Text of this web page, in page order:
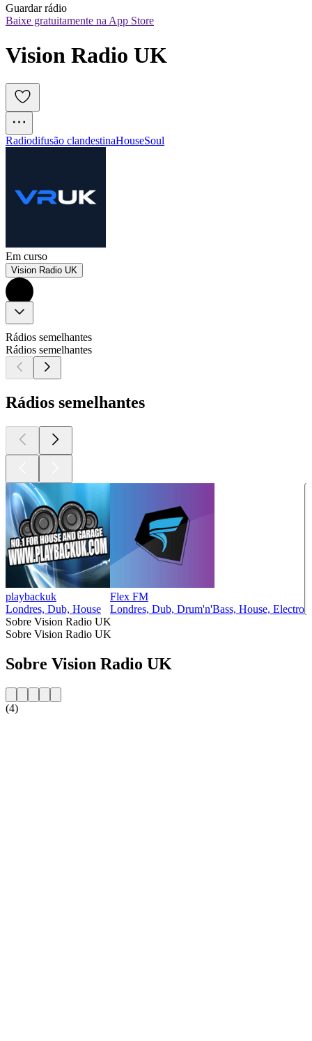
Guardar rádio
Baixe gratuitamente na App Store
Vision Radio UK
Radiodifusão clandestinaHouseSoul
Em curso
Vision Radio UK
Rádios semelhantes
Rádios semelhantes
Rádios semelhantes
playbackuk
Londres, Dub, House
Flex FM
Londres, Dub, Drum'n'Bass, House, Electro
Sobre Vision Radio UK
Sobre Vision Radio UK
Sobre Vision Radio UK
(4)